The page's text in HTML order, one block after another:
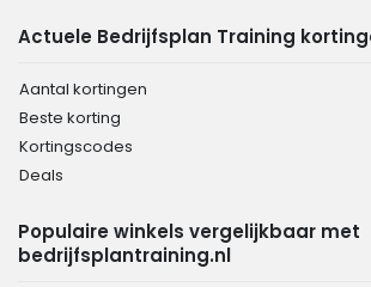
Actuele Bedrijfsplan Training
Aantal kortingen
Beste korting
Kortingscodes
Deals
Populaire winkels vergelijkbaar met
bedrijfsplantraining.nl